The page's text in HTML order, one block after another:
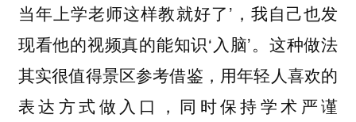
当年上学老师这样教就好了’，我自己也发
现看他的视频真的能知识‘入脑’。这种做法
其实很值得景区参考借鉴，用年轻人喜欢的
表达方式做入口，同时保持学术严谨